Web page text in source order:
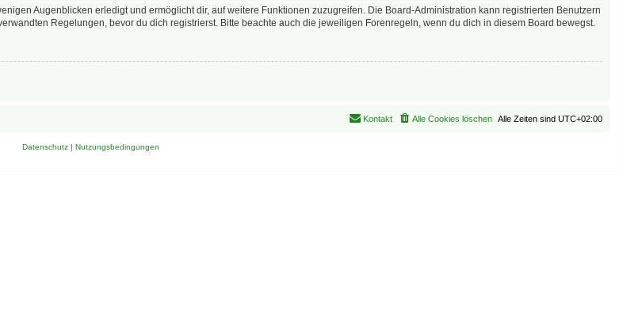
Augenblicken erledigt und ermöglicht dir, auf weitere Funktionen zuzugreifen. Die Board-Administration kann registrierten Benutzern
Regelungen, bevor du dich registrierst. Bitte beachte auch die jeweiligen Forenregeln, wenn du dich in diesem Board bewegst.
Alle Zeiten sind UTC+02:00
Alle Cookies löschen
Kontakt
Datenschutz| Nutzungsbedingungen